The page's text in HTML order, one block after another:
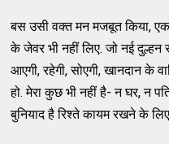
बस उसी वक्त मन मजबूत किया,
के जेवर भी नहीं लिए. जो नई
आएगी, रहेगी, सोएगी, खानदान के
हो. मेरा कुछ भी नहीं है- न घर, न
बुनियाद है रिश्ते कायम रखने के